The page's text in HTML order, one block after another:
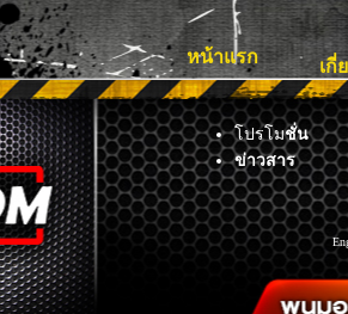
หน้าแรก เกี่
โปรโมชั่น
ข่าวสาร